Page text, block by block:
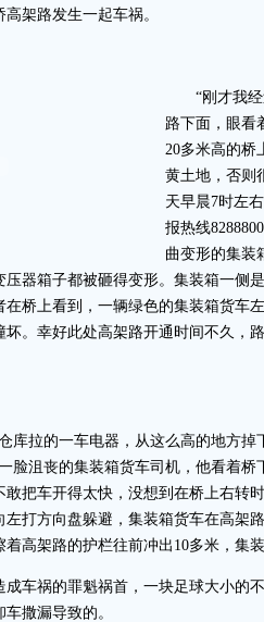
架路发生一起车祸。
“刚才我经
路下面，眼看
20多米高的桥
黄土地，否则
天早晨7时左
报热线
曲变形的集装
器箱子都被砸得变形。集装箱一侧
在桥上看到，一辆绿色的集装箱货车
。幸好此处高架路开通时间不久，
拉的一车电器，从这么高的地方掉
脸沮丧的集装箱货车司机，他看着桥
敢把车开得太快，没想到在桥上右转
打方向盘躲避，集装箱货车在高架
高架路的护栏往前冲出10多米，集
祸的罪魁祸首，一块足球大小的
撒漏导致的。